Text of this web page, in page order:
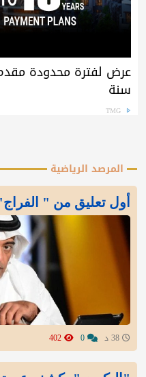
سنة
TMG
المرصد الرياضية
أول تعليق من "